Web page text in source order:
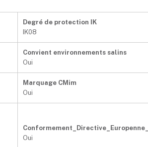
Degré de protection IK
IK08
Convient environnements salins
Oui
Marquage CMim
Oui
Oui